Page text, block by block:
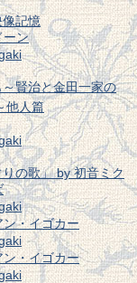
記憶
ーン
賢治と金田一家の
他人篇
の歌」 by 初音ミク
ン・イゴカー
ン・イゴカー